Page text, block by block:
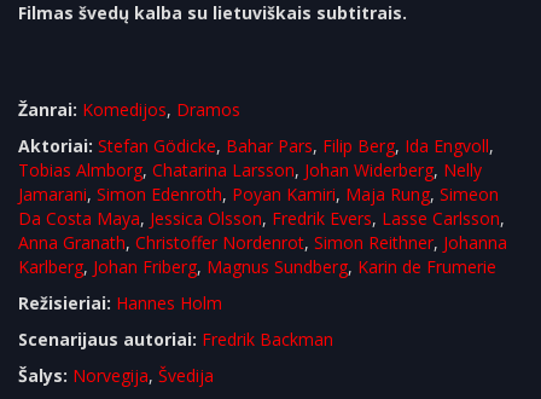
Filmas švedų kalba su lietuviškais subtitrais.
Žanrai: Komedijos, Dramos
Aktoriai: Stefan Gödicke, Bahar Pars, Filip Berg, Ida Engvoll,
Tobias Almborg, Chatarina Larsson, Johan Widerberg, Nelly
Jamarani, Simon Edenroth, Poyan Kamiri, Maja Rung, Simeon
Da Costa Maya, Jessica Olsson, Fredrik Evers, Lasse Carlsson,
Anna Granath, Christoffer Nordenrot, Simon Reithner, Johanna
Karlberg, Johan Friberg, Magnus Sundberg, Karin de Frumerie
Režisieriai: Hannes Holm
Scenarijaus autoriai: Fredrik Backman
Šalys: Norvegija, Švedija